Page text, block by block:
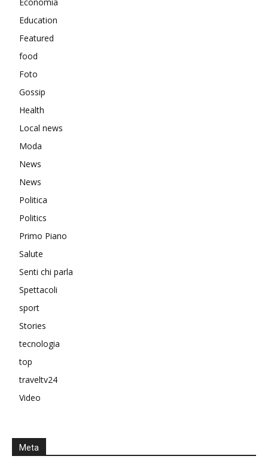
Education
Featured
food
Foto
Gossip
Health
Local news
Moda
News
News
Politica
Politics
Primo Piano
Salute
Senti chi parla
Spettacoli
sport
Stories
tecnologia
top
traveltv24
Video
Meta